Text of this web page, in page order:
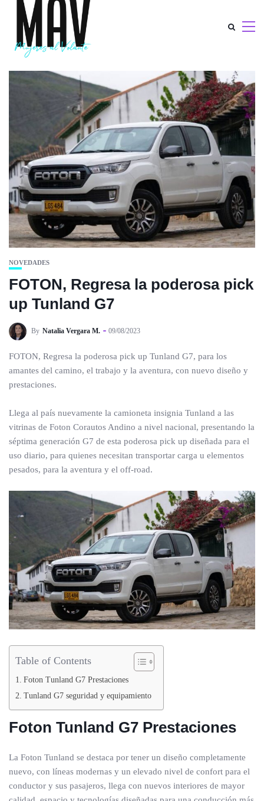
NOVEDADES
FOTON, Regresa la poderosa pick
up Tunland G7
By Natalia Vergara M. 09/08/2023
FOTON, Regresa la poderosa pick up Tunland G7, para los
amantes del camino, el trabajo y la aventura, con nuevo diseño y
prestaciones.
Llega al país nuevamente la camioneta insignia Tunland a las
vitrinas de Foton Corautos Andino a nivel nacional, presentando la
séptima generación G7 de esta poderosa pick up diseñada para el
uso diario, para quienes necesitan transportar carga u elementos
pesados, para la aventura y el off-road.
Table of Contents
Foton Tunland G7 Prestaciones
Tunland G7 seguridad y equipamiento
Foton Tunland G7 Prestaciones
La Foton Tunland se destaca por tener un diseño completamente
nuevo, con líneas modernas y un elevado nivel de confort para el
conductor y sus pasajeros, llega con nuevos interiores de mayor